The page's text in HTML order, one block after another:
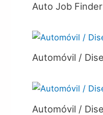
Auto Job
Automóvil /
Automóvil /